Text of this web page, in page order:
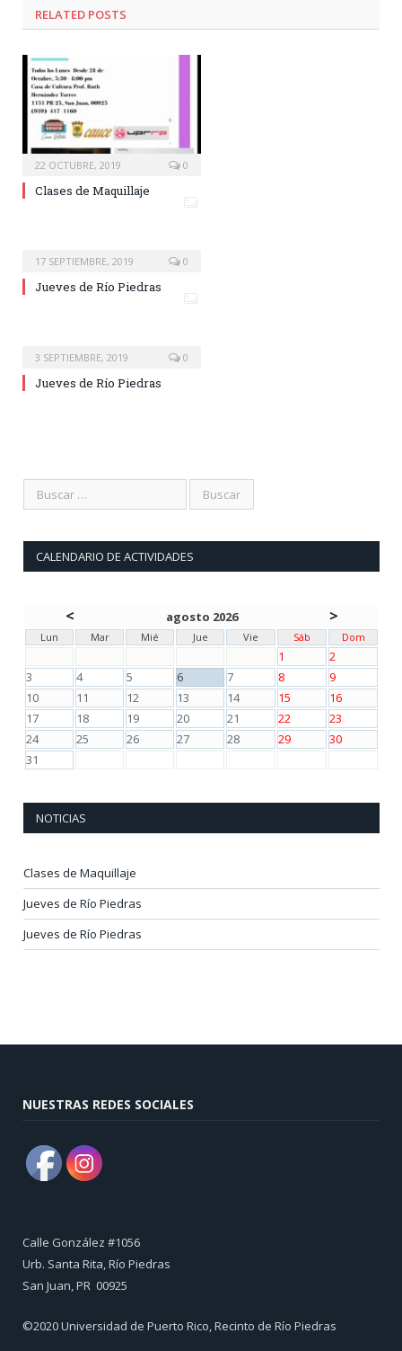
RELATED POSTS
22 OCTUBRE, 2019 0
Clases de Maquillaje
17 SEPTIEMBRE, 2019 0
Jueves de Río Piedras
3 SEPTIEMBRE, 2019 0
Jueves de Río Piedras
CALENDARIO DE ACTIVIDADES
< agosto 2026 >
Lun Mar Mié Jue Vie Sáb Dom
1
2
3
4 5 6 7 8
9
10
11 12 13 14 15
16
17
18 19 20 21 22
23
24
25 26 27 28 29
30
31
NOTICIAS
Clases de Maquillaje
Jueves de Río Piedras
Jueves de Río Piedras
NUESTRAS REDES SOCIALES
Calle González #1056
Urb. Santa Rita, Río Piedras
​San Juan, PR 00925
©2020 Universidad de Puerto Rico, Recinto de Río Piedras